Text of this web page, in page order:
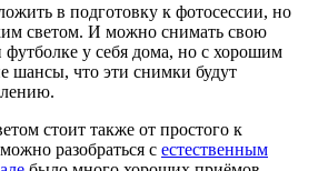
в подготовку к фотосессии, но
светом. И можно снимать свою
у себя дома, но с хорошим
шансы, что эти снимки будут
стоит также от простого к
разобраться с естественным